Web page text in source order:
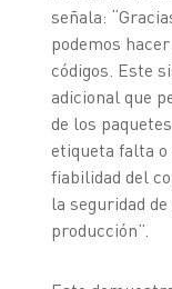
señala:
podemos
códigos. Este
adicional que
de los
etiqueta falta
fiabilidad del
la seguridad
producción”.